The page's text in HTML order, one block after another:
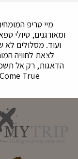
מיי טריפ
ומאורגנים, טיולי
ועוד. מסלולים לא
לצאת לחוויה
הדאגות, רק אל
True